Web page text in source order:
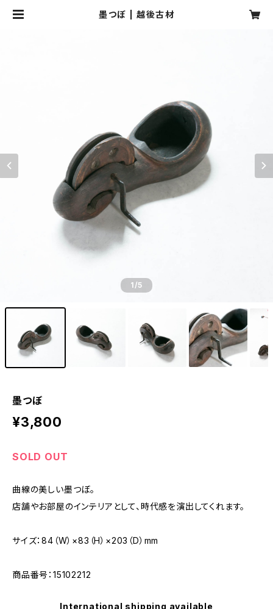
墨つぼ | 越後古材
1/5
墨つぼ
¥3,800
SOLD OUT
曲線の美しい墨つぼ。
店舗やお部屋のインテリアとして、時代感を演出してくれます。
サイズ：84（W）×83（H）×203（D）mm
商品番号：15102212
International shipping available